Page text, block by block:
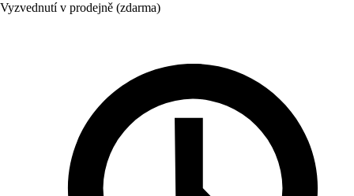
Vyzvednutí v prodejně (zdarma)